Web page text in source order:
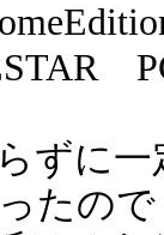
ずに
たので